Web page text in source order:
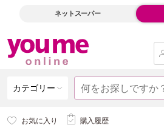
ネットスーパー
カテゴリー
お気に入り 購入履歴